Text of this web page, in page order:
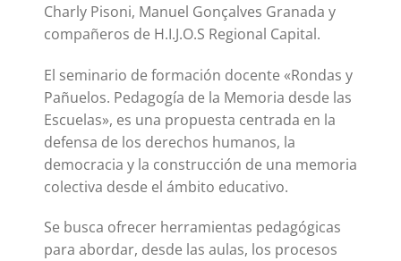
Charly Pisoni, Manuel Gonçalves Granada y
compañeros de H.I.J.O.S Regional Capital.
El seminario de formación docente «Rondas y
Pañuelos. Pedagogía de la Memoria desde las
Escuelas», es una propuesta centrada en la
defensa de los derechos humanos, la
democracia y la construcción de una memoria
colectiva desde el ámbito educativo.
Se busca ofrecer herramientas pedagógicas
para abordar, desde las aulas, los procesos